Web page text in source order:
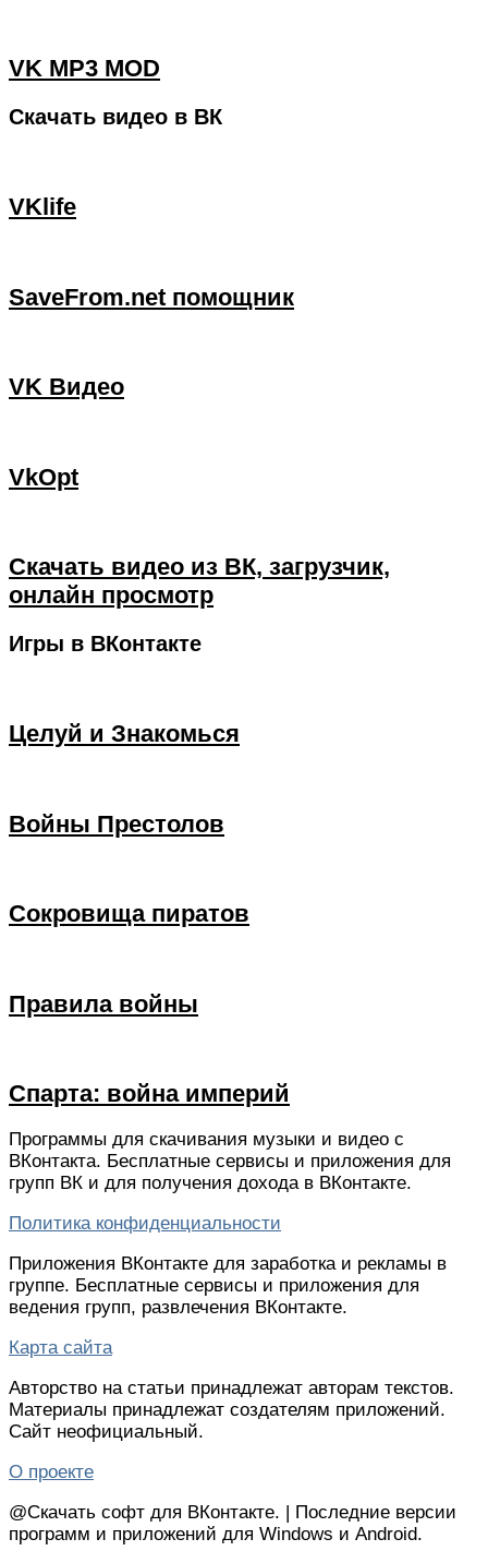
VK MP3 MOD
Скачать видео в ВК
VKlife
SaveFrom.net помощник
VK Видео
VkOpt
Скачать видео из ВК, загрузчик,
онлайн просмотр
Игры в ВКонтакте
Целуй и Знакомься
Войны Престолов
Сокровища пиратов
Правила войны
Спарта: война империй
Программы для скачивания музыки и видео c
ВКонтакта. Бесплатные сервисы и приложения для
групп ВК и для получения дохода в ВКонтакте.
Политика конфиденциальности
Приложения ВКонтакте для заработка и рекламы в
группе. Бесплатные сервисы и приложения для
ведения групп, развлечения ВКонтакте.
Карта сайта
Авторство на статьи принадлежат авторам текстов.
Материалы принадлежат создателям приложений.
Сайт неофициальный.
О проекте
@Скачать софт для ВКонтакте. | Последние версии
программ и приложений для Windows и Android.